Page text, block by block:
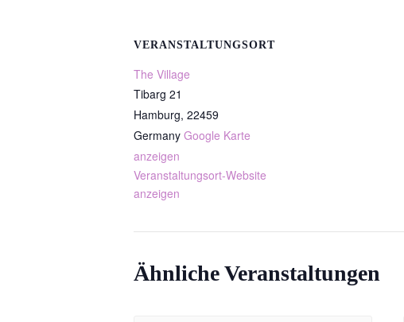
VERANSTALTUNGSORT
The Village
Tibarg 21
Hamburg, 22459
Germany Google Karte
anzeigen
Veranstaltungsort-Website
anzeigen
Ähnliche Veranstaltungen